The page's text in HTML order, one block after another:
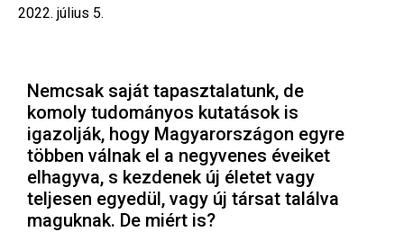
2022. július 5.
Nemcsak saját tapasztalatunk, de
komoly tudományos kutatások is
igazolják, hogy Magyarországon egyre
többen válnak el a negyvenes éveiket
elhagyva, s kezdenek új életet vagy
teljesen egyedül, vagy új társat találva
maguknak. De miért is?